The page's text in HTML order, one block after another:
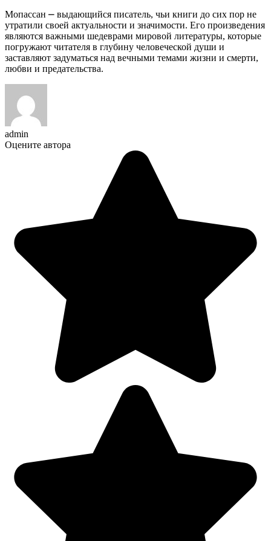
Мопассан ⎼ выдающийся писатель, чьи книги до сих пор не
утратили своей актуальности и значимости.​ Его произведения
являются важными шедеврами мировой литературы, которые
погружают читателя в глубину человеческой души и
заставляют задуматься над вечными темами жизни и смерти,
любви и предательства.​
admin
Оцените автора